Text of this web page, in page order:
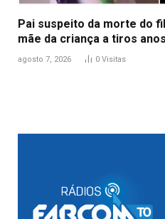
Pai suspeito da morte do
mãe da criança a tiros
agosto 7, 2026 0 Visitas